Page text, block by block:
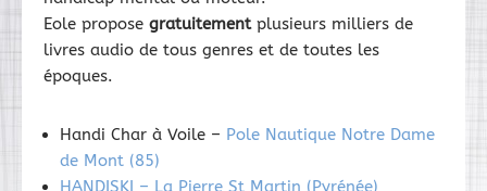
Eole propose gratuitementplusieurs milliers de
livres audio de tous genres et de toutes les
époques.
Handi Char à Voile – Pole Nautique Notre Dame
de Mont (85)
HANDISKI – La Pierre St Martin (Pyrénée)